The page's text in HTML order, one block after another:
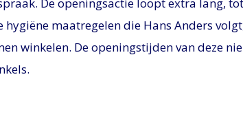
De openingsactie loopt extra lang,
hygiëne maatregelen die Hans Anders
winkelen. De openingstijden van deze